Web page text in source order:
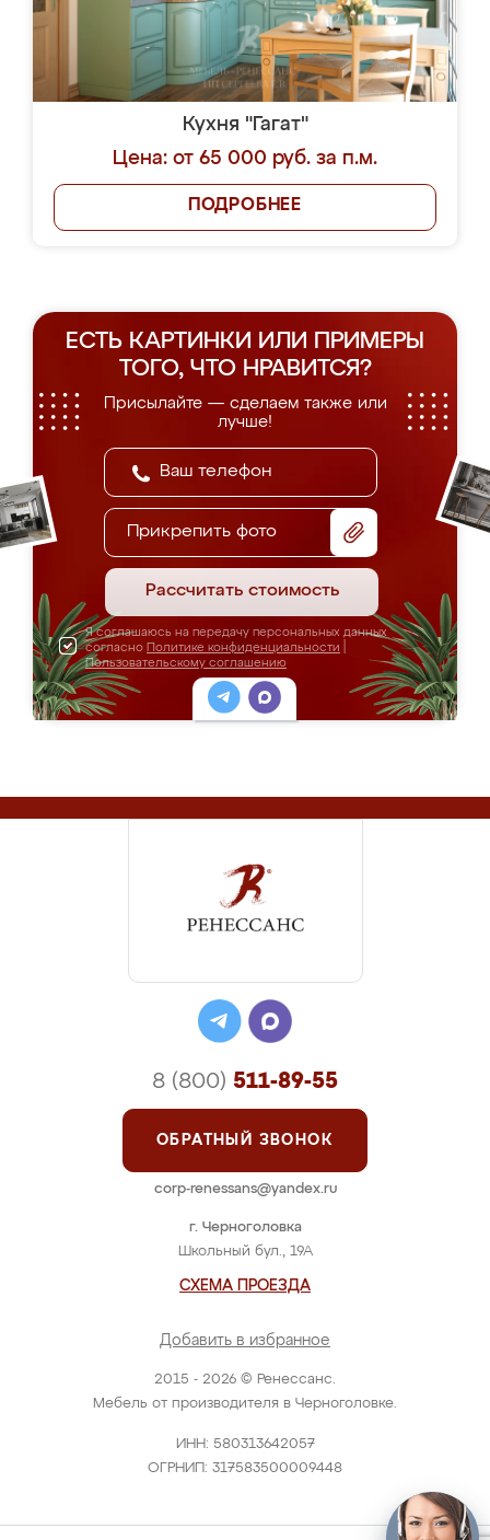
Кухня "Гагат"
Цена: от 65 000 руб. за п.м.
ПОДРОБНЕЕ
ЕСТЬ КАРТИНКИ ИЛИ ПРИМЕРЫ
ТОГО, ЧТО НРАВИТСЯ?
Присылайте — сделаем также или
лучше!
Прикрепить фото
Рассчитать стоимость
Я соглашаюсь на передачу персональных данных
согласно Политике конфиденциальности
Пользовательскому соглашению
2015 - 2026 © Ренессанс.
Мебель от производителя в Черноголовке.
ИНН: 580313642057
ОГРНИП: 317583500009448
г. Черноголовка
Школьный бул., 19А
СХЕМА ПРОЕЗДА
Добавить в избранное
8 (800) 511-89-55
ОБРАТНЫЙ ЗВОНОК
corp-renessans@yandex.ru